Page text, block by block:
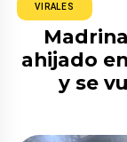
VIRALES
ahijado
y se